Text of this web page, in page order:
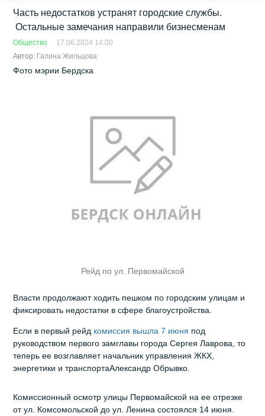
Часть недостатков устранят городские службы.
Остальные замечания направили бизнесменам
Общество
17.06.2024 14:00
Автор: Галина Жильцова
Фото мэрии Бердска
Рейд по ул. Первомайской
Власти продолжают ходить пешком по городским улицам и
фиксировать недостатки в сфере благоустройства.
Если в первый рейд комиссия вышла 7 июня под
руководством первого замглавы города Сергея Лаврова, то
теперь ее возглавляет начальник управления ЖКХ,
энергетики и транспортаАлександр Обрывко.
Комиссионный осмотр улицы Первомайской на ее отрезке
от ул. Комсомольской до ул. Ленина состоялся 14 июня.